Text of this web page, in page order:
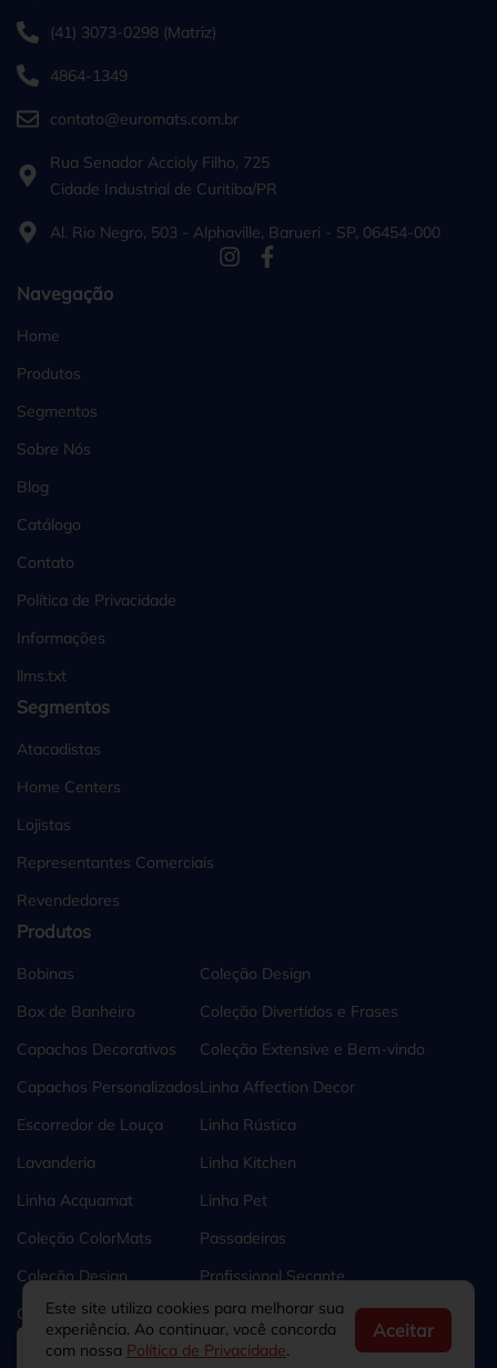
(41) 3073-0298 (Matriz)
4864-1349
contato@euromats.com.br
Rua Senador Accioly Filho, 725
Cidade Industrial de Curitiba/PR
Al. Rio Negro, 503 - Alphaville, Barueri - SP, 06454-000
Navegação
Home
Produtos
Segmentos
Sobre Nós
Blog
Catálogo
Contato
Política de Privacidade
Informações
llms.txt
Segmentos
Atacadistas
Home Centers
Lojistas
Representantes Comerciais
Revendedores
Produtos
Bobinas
Box de Banheiro
Capachos Decorativos
Capachos Personalizados
Escorredor de Louça
Lavanderia
Linha Acquamat
Coleção ColorMats
Coleção Design
Coleção de Natal
Coleção Design
Coleção Divertidos e Frases
Coleção Extensive e Bem-vindo
Linha Affection Decor
Linha Rústica
Linha Kitchen
Linha Pet
Passadeiras
Profissional Secante
Tapetes e Capachos
Este site utiliza cookies para melhorar sua
experiência. Ao continuar, você concorda
com nossa Política de Privacidade.
Aceitar